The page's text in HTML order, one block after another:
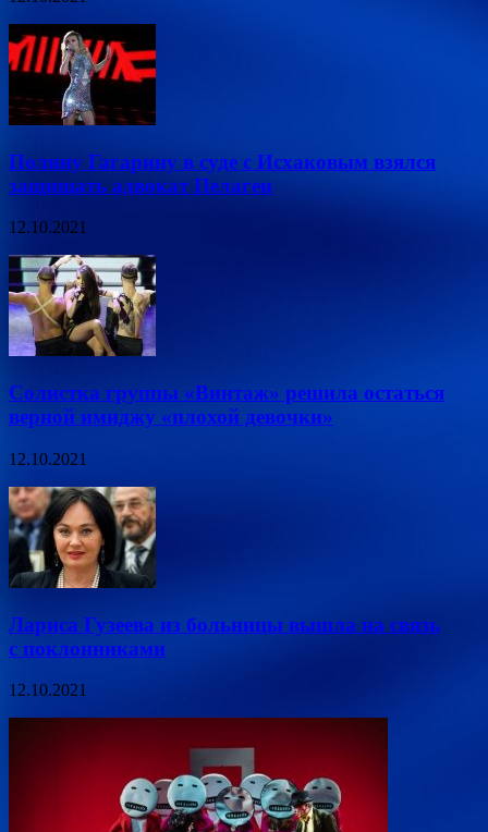
Полину Гагарину в суде с Исхаковым взялся
защищать адвокат Пелагеи
12.10.2021
Солистка группы «Винтаж» решила остаться
верной имиджу «плохой девочки»
12.10.2021
Лариса Гузеева из больницы вышла на связь
с поклонниками
12.10.2021